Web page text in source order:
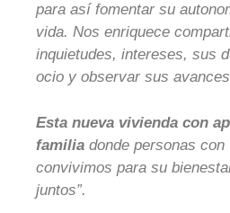
para así fomentar su
vida. Nos enriquece
inquietudes, intereses, sus
ocio y observar sus
Esta nueva vivienda con
familia donde personas
convivimos para su
juntos”.